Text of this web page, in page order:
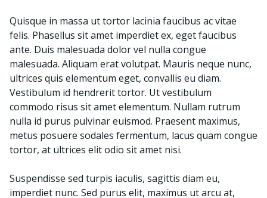
Quisque in massa ut tortor lacinia faucibus ac vitae
felis. Phasellus sit amet imperdiet ex, eget faucibus
ante. Duis malesuada dolor vel nulla congue
malesuada. Aliquam erat volutpat. Mauris neque nunc,
ultrices quis elementum eget, convallis eu diam.
Vestibulum id hendrerit tortor. Ut vestibulum
commodo risus sit amet elementum. Nullam rutrum
nulla id purus pulvinar euismod. Praesent maximus,
metus posuere sodales fermentum, lacus quam congue
tortor, at ultrices elit odio sit amet nisi.
Suspendisse sed turpis iaculis, sagittis diam eu,
imperdiet nunc. Sed purus elit, maximus ut arcu at,